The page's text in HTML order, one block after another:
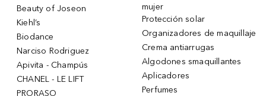
Beauty of Joseon
Kiehl’s
Biodance
Narciso Rodriguez
Apivita - Champús
CHANEL - LE LIFT
PRORASO
mujer
Protección solar
Organizadores de maquillaje
Crema antiarrugas
Algodones smaquillantes
Aplicadores
Perfumes